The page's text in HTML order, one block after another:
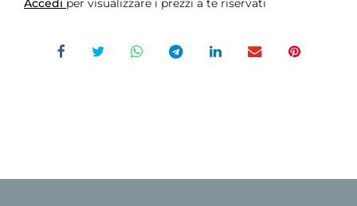
Accedi per visualizzare i prezzi a te riservati